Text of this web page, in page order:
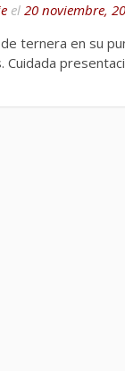
el 20 noviembre,
ternera en su
Cuidada